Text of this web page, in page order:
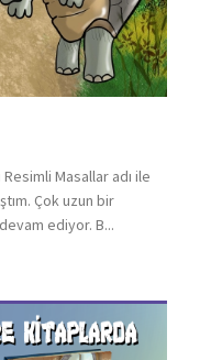
Masallar adı ile
Çok uzun bir
ediyor. B...